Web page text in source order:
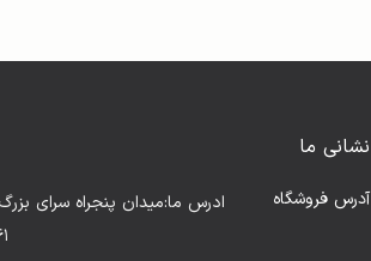
نشانی ما
آدرس فروشگاه
ادرس ما:میدان پنجراه سرای
۶۱